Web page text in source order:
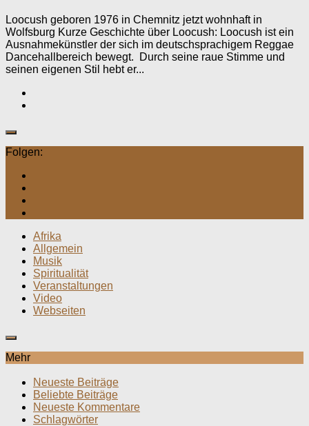
Loocush geboren 1976 in Chemnitz jetzt wohnhaft in
Wolfsburg Kurze Geschichte über Loocush: Loocush ist ein
Ausnahmekünstler der sich im deutschsprachigem Reggae
Dancehallbereich bewegt. Durch seine raue Stimme und
seinen eigenen Stil hebt er...
Folgen:
Afrika
Allgemein
Musik
Spiritualität
Veranstaltungen
Video
Webseiten
Mehr
Neueste Beiträge
Beliebte Beiträge
Neueste Kommentare
Schlagwörter